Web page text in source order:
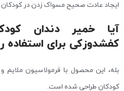
ایجاد عادت صحیح مسواک زدن در کودکان
آیا خمیر دندان
کفشدوزکی برای استفاده
بله، این محصول با فرمولاسیون ملایم و
کودکان طراحی شده است.